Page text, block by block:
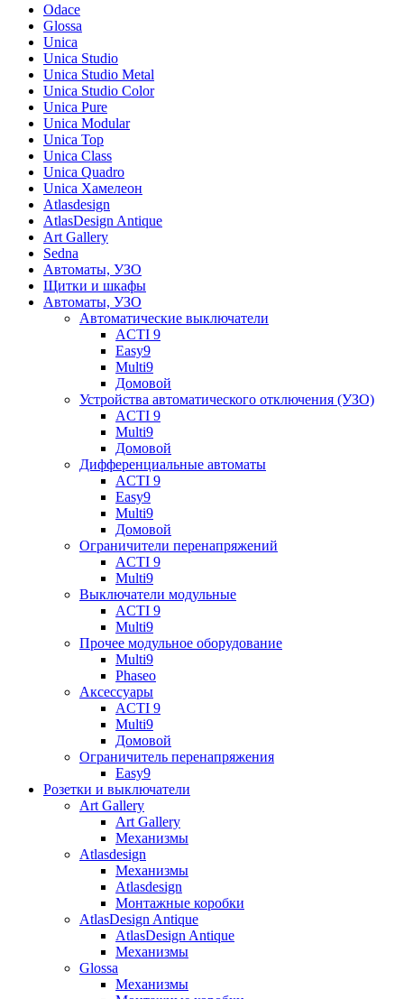
Odace
Glossa
Unica
Unica Studio
Unica Studio Metal
Unica Studio Color
Unica Pure
Unica Modular
Unica Top
Unica Class
Unica Quadro
Unica Хамелеон
Atlasdesign
AtlasDesign Antique
Art Gallery
Sedna
Автоматы, УЗО
Щитки и шкафы
Автоматы, УЗО
Автоматические выключатели
ACTI 9
Easy9
Multi9
Домовой
Устройства автоматического отключения (УЗО)
ACTI 9
Multi9
Домовой
Дифференциальные автоматы
ACTI 9
Easy9
Multi9
Домовой
Ограничители перенапряжений
ACTI 9
Multi9
Выключатели модульные
ACTI 9
Multi9
Прочее модульное оборудование
Multi9
Phaseo
Аксессуары
ACTI 9
Multi9
Домовой
Ограничитель перенапряжения
Easy9
Розетки и выключатели
Art Gallery
Art Gallery
Механизмы
Atlasdesign
Механизмы
Atlasdesign
Монтажные коробки
AtlasDesign Antique
AtlasDesign Antique
Механизмы
Glossa
Механизмы